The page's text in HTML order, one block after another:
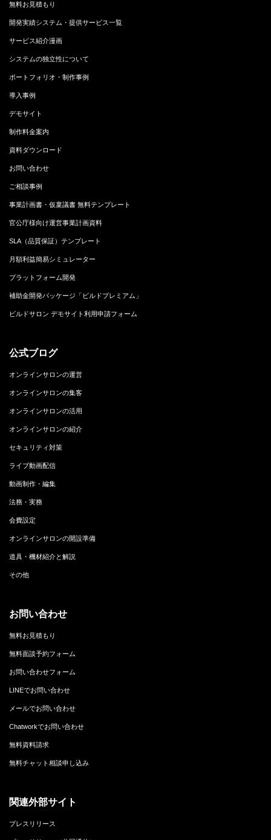
無料お見積もり
開発実績システム・提供サービス一覧
サービス紹介漫画
システムの独立性について
ポートフォリオ・制作事例
導入事例
デモサイト
制作料金案内
資料ダウンロード
お問い合わせ
ご相談事例
事業計画書・仮稟議書 無料テンプレート
官公庁様向け運営事業計画資料
SLA（品質保証）テンプレート
月額利益簡易シミュレーター
プラットフォーム開発
補助金開発パッケージ「ビルドプレミアム」
ビルドサロン デモサイト利用申請フォーム
公式ブログ
オンラインサロンの運営
オンラインサロンの集客
オンラインサロンの活用
オンラインサロンの紹介
セキュリティ対策
ライブ動画配信
動画制作・編集
法務・実務
会費設定
オンラインサロンの開設準備
道具・機材紹介と解説
その他
お問い合わせ
無料お見積もり
無料面談予約フォーム
お問い合わせフォーム
LINEでお問い合わせ
メールでお問い合わせ
Chatworkでお問い合わせ
無料資料請求
無料チャット相談申し込み
関連外部サイト
プレスリリース